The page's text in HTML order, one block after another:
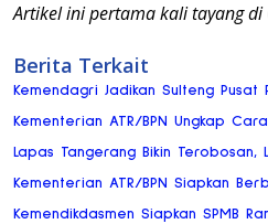
Artikel ini pertama kali tayang di
Berita Terkait
Kemendagri Jadikan Sulteng Pusat
Kementerian ATR/BPN Ungkap
Lapas Tangerang Bikin
Kementerian ATR/BPN Siapkan
Kemendikdasmen Siapkan SPMB